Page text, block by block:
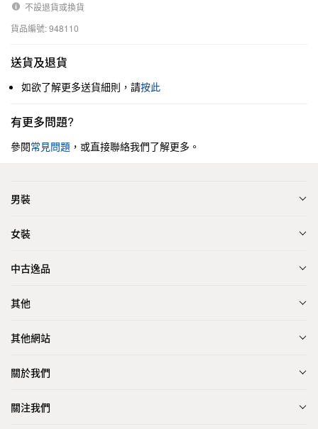
不設退貨或換貨
貨品編號: 948110
送貨及退貨
如欲了解更多送貨細則，請按此
有更多問題?
參閱常見問題 ，或直接聯絡我們了解更多。
男裝
女裝
中古逸品
其他
其他網站
關於我們
關注我們